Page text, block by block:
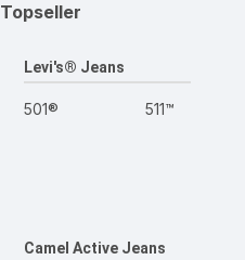
Topseller
Levi's® Jeans
501® 511™
Camel Active Jeans